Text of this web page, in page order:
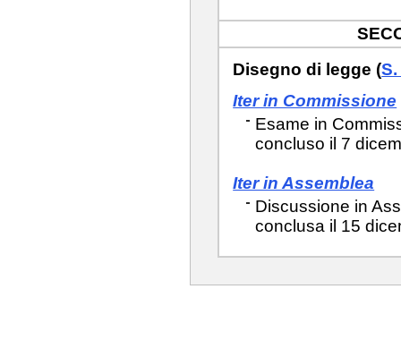
Disegno di legge (
Iter in Commissione
Esame in
concluso il 7
Iter in Assemblea
Discussione in
conclusa il 15